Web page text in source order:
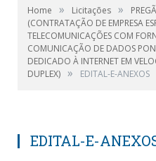
Home » Licitações »
(CONTRATAÇÃO DE EMPRESA
TELECOMUNICAÇÕES COM
COMUNICAÇÃO DE DADOS
DEDICADO À INTERNET EM
DUPLEX) » EDITAL-E-ANEXOS
EDITAL-E-